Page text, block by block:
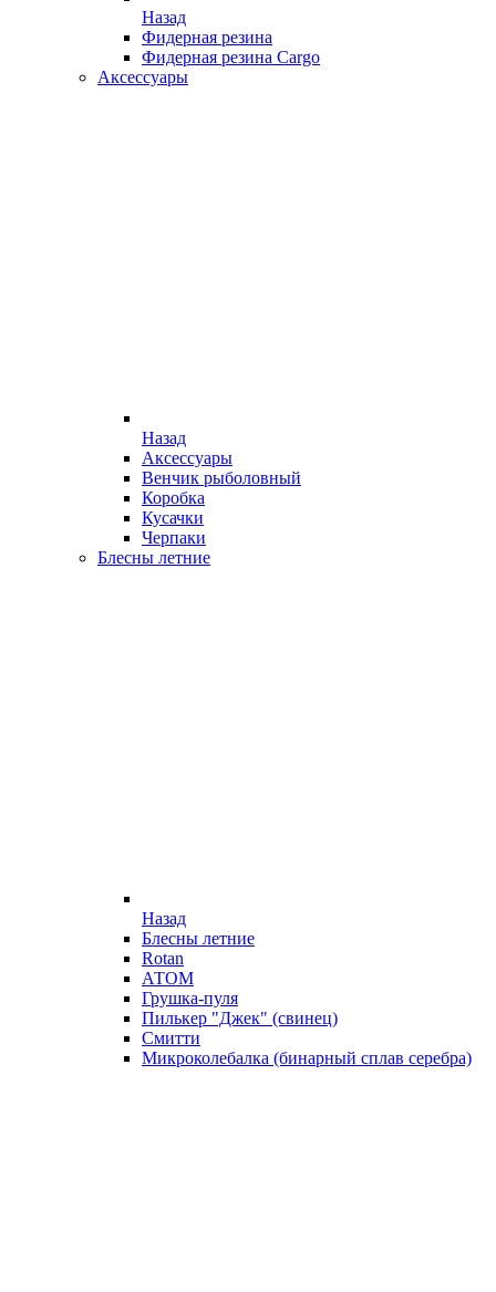
Назад
Фидерная резина
Фидерная резина Cargo
Аксессуары
Назад
Аксессуары
Венчик рыболовный
Коробка
Кусачки
Черпаки
Блесны летние
Назад
Блесны летние
Rotan
АТОМ
Грушка-пуля
Пилькер "Джек" (свинец)
Смитти
Микроколебалка (бинарный сплав серебра)